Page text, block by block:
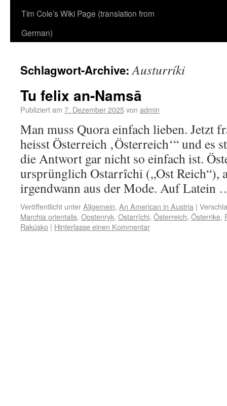
Tim Cole’s Wiki Page (translation from
German)
Schlagwort-Archive:Austurríki
Tu felix an-Namsā
Publiziert am 7. Dezember 2025von admin
Man muss Quora einfach lieben. Jetzt
heisst Österreich ‚Österreich‘“ und es
die Antwort gar nicht so einfach ist.
ursprünglich Ostarrîchi („Ost Reich“),
irgendwann aus der Mode. Auf
Veröffentlicht unterAllgemein, An American in Austria |
Marchia orientalis, Oostenryk, Ostarrîchi, Österreich, Österrike,
Rakúsko | Hinterlasse einen Kommentar